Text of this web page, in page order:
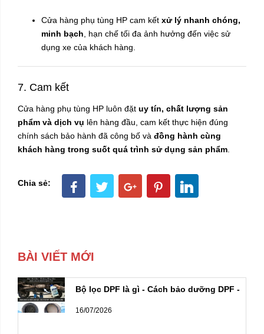
Cửa hàng phụ tùng HP cam kết xử lý nhanh chóng,
minh bạch , hạn chế tối đa ảnh hưởng đến việc sử
dụng xe của khách hàng.
7. Cam kết
Cửa hàng phụ tùng HP luôn đặt uy tín, chất lượng sản
phẩm và dịch vụ lên hàng đầu, cam kết thực hiện đúng
chính sách bảo hành đã công bố và đồng hành cùng
khách hàng trong suốt quá trình sử dụng sản phẩm
Chia sẻ:
BÀI VIẾT MỚI
Bộ lọc DPF là gì - Cách bảo dưỡng DPF -
16/07/2026